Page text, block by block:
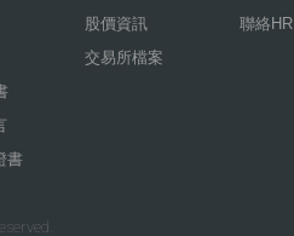
書
股價資訊
交易所檔案
聯絡HR